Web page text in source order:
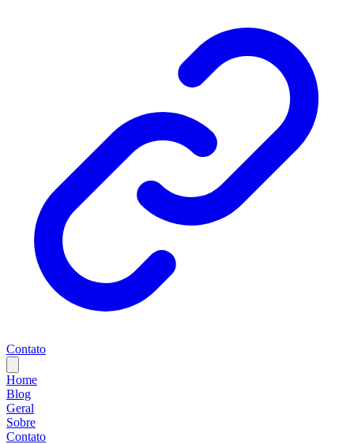
Contato
Home
Blog
Geral
Sobre
Contato